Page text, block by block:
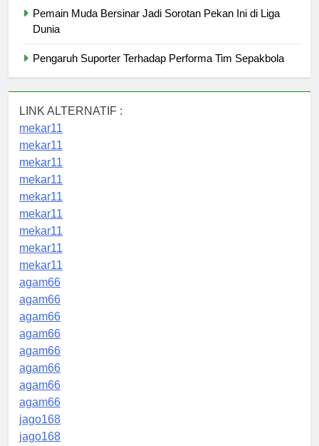
Pemain Muda Bersinar Jadi Sorotan Pekan Ini di Liga
Dunia
Pengaruh Suporter Terhadap Performa Tim Sepakbola
LINK ALTERNATIF :
mekar11
mekar11
mekar11
mekar11
mekar11
mekar11
mekar11
mekar11
mekar11
agam66
agam66
agam66
agam66
agam66
agam66
agam66
agam66
jago168
jago168